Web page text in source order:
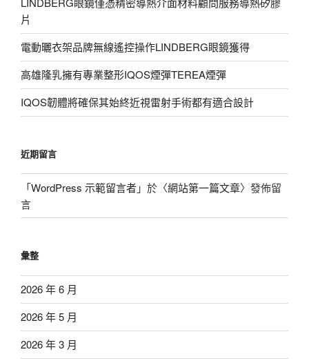
片
電動曬衣架品牌無線遙控操作LINDBERG眼鏡獲得
高雄隆乳擁有專業整形IQOS煙彈TEREA煙彈
IQOS韌體將確保其始終近視雷射手術都有適合設計
近期留言
「WordPress 示範留言者」於〈網站第一篇文章〉發佈留
言
彙整
2026 年 6 月
2026 年 5 月
2026 年 3 月